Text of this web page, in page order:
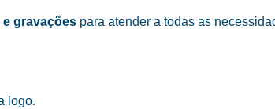
e gravações para atender a todas as
logo.